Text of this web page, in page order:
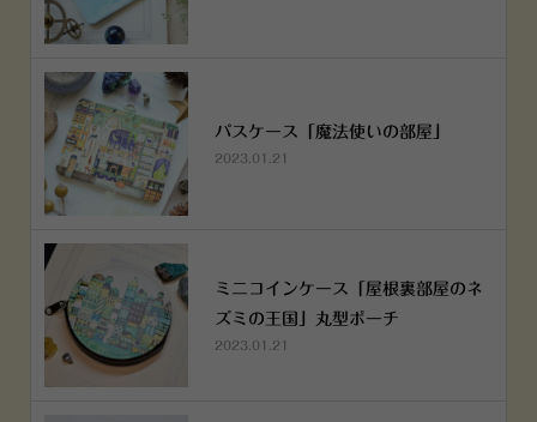
パスケース「魔法使いの部屋」
2023.01.21
ミニコインケース「屋根裏部屋のネ
ズミの王国」丸型ポーチ
2023.01.21